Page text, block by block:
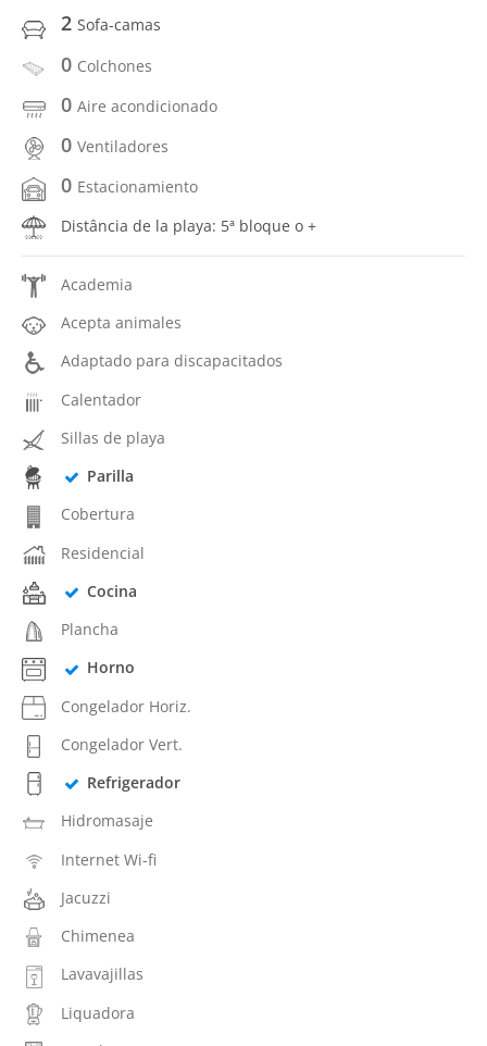
2 Sofa-camas
0 Colchones
0 Aire acondicionado
0 Ventiladores
0 Estacionamiento
Distância de la playa: 5ª bloque o +
Academia
Acepta animales
Adaptado para discapacitados
Calentador
Sillas de playa
Parilla
Cobertura
Residencial
Cocina
Plancha
Horno
Congelador Horiz.
Congelador Vert.
Refrigerador
Hidromasaje
Internet Wi-fi
Jacuzzi
Chimenea
Lavavajillas
Liquadora